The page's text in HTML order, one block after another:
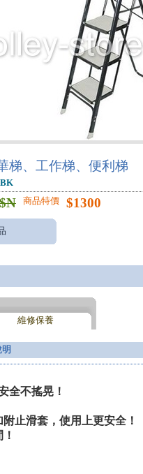
梯、工作梯、便利梯
$N 商品特價 $1300
維修保養
全不搖晃！
止滑套，使用上更安全！